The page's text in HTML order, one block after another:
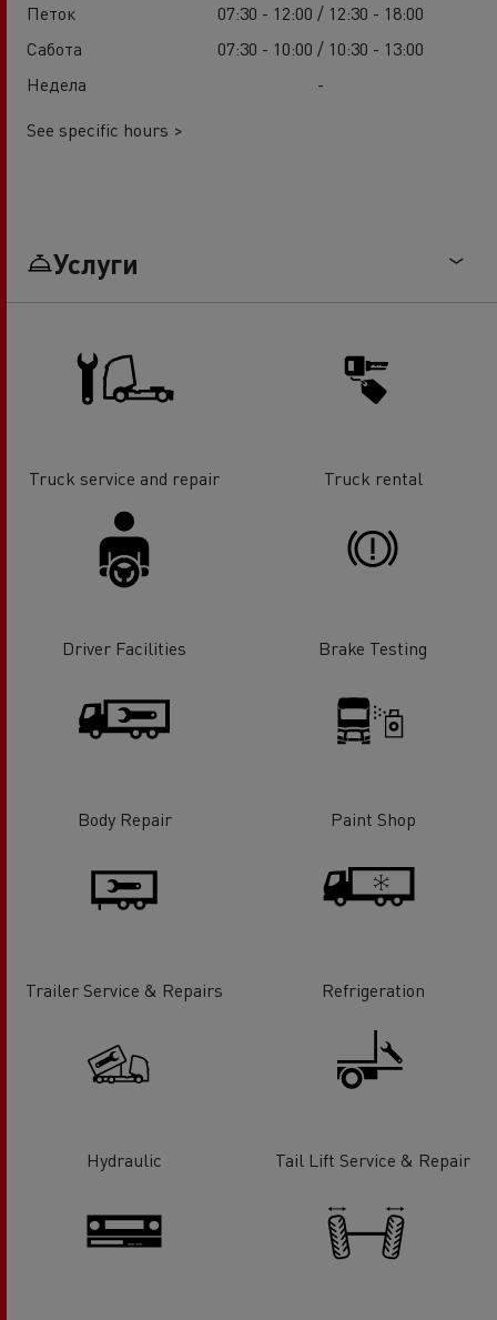
Петок
07:30 - 12:00 / 12:30 - 18:00
Сабота
07:30 - 10:00 / 10:30 - 13:00
Недела
-
See specific hours >
Услуги
Truck service and repair Truck rental
Driver Facilities Brake Testing
Body Repair Paint Shop
Trailer Service & Repairs Refrigeration
Hydraulic Tail Lift Service & Repair